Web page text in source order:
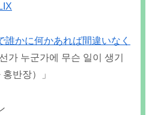
誰かに何かあれば間違いなく
가 누군가에 무슨 일이 생기
반장）」